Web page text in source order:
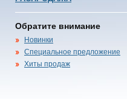
Обратите внимание
Новинки
Специальное предложение
Хиты продаж